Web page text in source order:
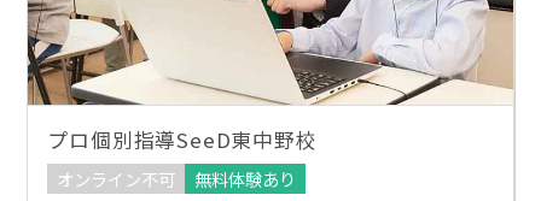
プロ個別指導SeeD東中野校
オンライン不可
無料体験あり